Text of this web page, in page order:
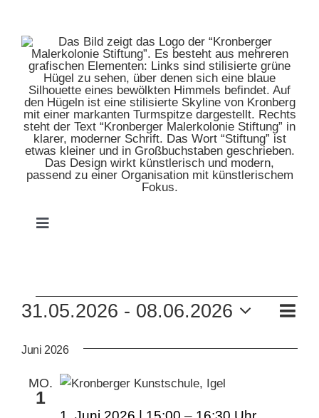
springen
Toggle
MUSEUM
KUNSTSCHULE
KRONBERGER MALERKOLONIE
VERANSTALTUNGEN
Liste
31.05.2026 - 08.06.2026
wählen.
Juni 2026
MO.
1